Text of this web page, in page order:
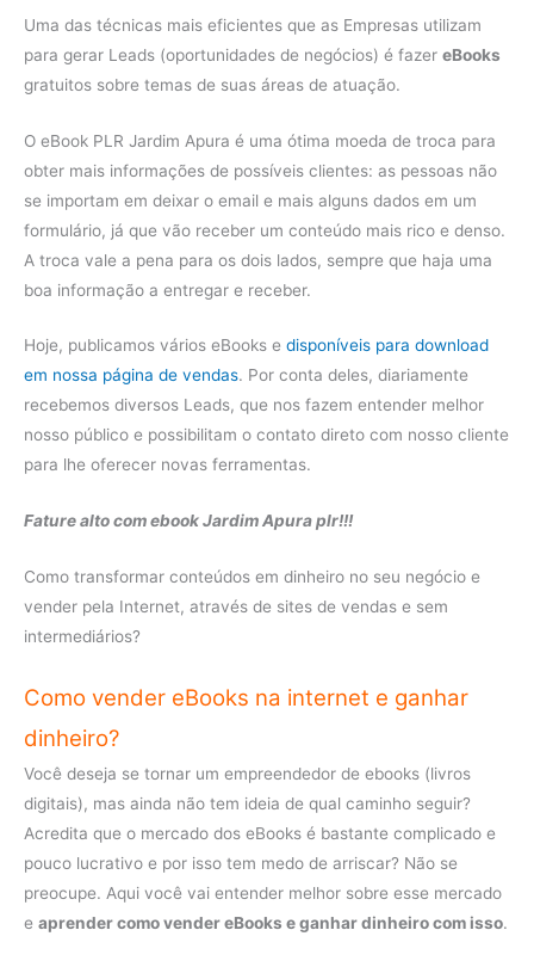
Uma das técnicas mais eficientes que as Empresas utilizam
para gerar Leads (oportunidades de negócios) é fazer eBooks
gratuitos sobre temas de suas áreas de atuação.
O eBook PLR Jardim Apura é uma ótima moeda de troca para
obter mais informações de possíveis clientes: as pessoas não
se importam em deixar o email e mais alguns dados em um
formulário, já que vão receber um conteúdo mais rico e denso.
A troca vale a pena para os dois lados, sempre que haja uma
boa informação a entregar e receber.
Hoje, publicamos vários eBooks e disponíveis para download
em nossa página de vendas. Por conta deles, diariamente
recebemos diversos Leads, que nos fazem entender melhor
nosso público e possibilitam o contato direto com nosso cliente
para lhe oferecer novas ferramentas.
Fature alto com ebook Jardim Apura plr!!!
Como transformar conteúdos em dinheiro no seu negócio e
vender pela Internet, através de sites de vendas e sem
intermediários?
Como vender eBooks na internet e ganhar
dinheiro?
Você deseja se tornar um empreendedor de ebooks (livros
digitais), mas ainda não tem ideia de qual caminho seguir?
Acredita que o mercado dos eBooks é bastante complicado e
pouco lucrativo e por isso tem medo de arriscar? Não se
preocupe. Aqui você vai entender melhor sobre esse mercado
e aprender como vender eBooks e ganhar dinheiro com isso.